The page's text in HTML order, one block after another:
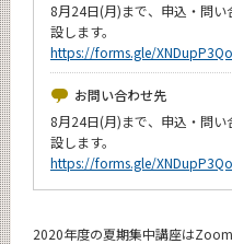
8月24日(月)まで、申込・問
設します。
https://forms.gle/
お問い合わせ先
8月24日(月)まで、申込・問
設します。
https://forms.gle/
2020年度の夏期集中講座は